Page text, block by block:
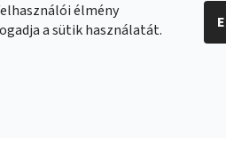
élmény
a sütik használatát.